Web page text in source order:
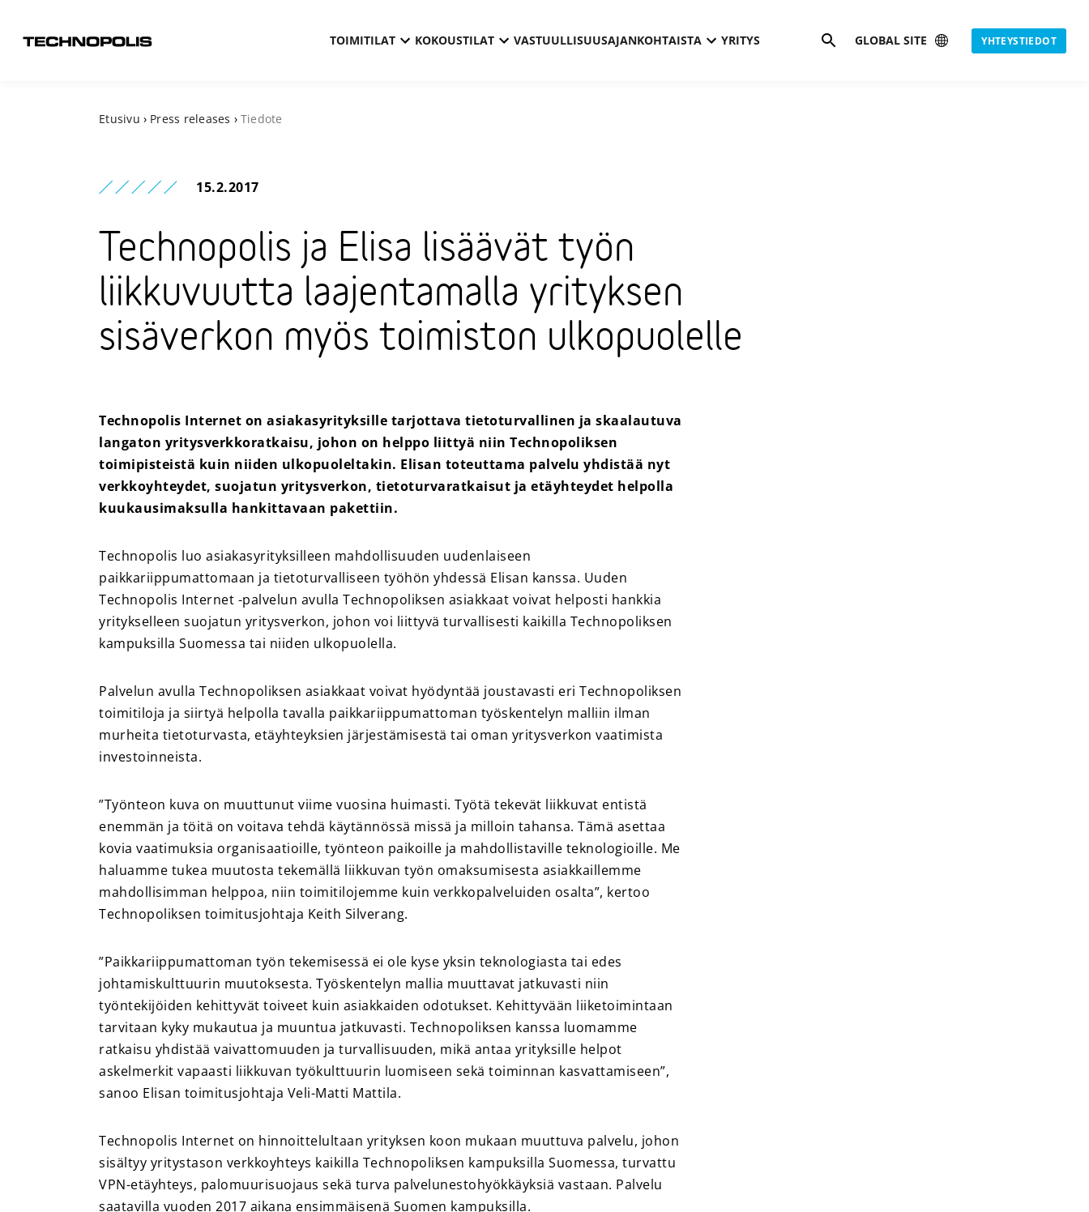
TOIMITILAT KOKOUSTILAT VASTUULLISUUSAJANKOHTAISTA YRITYS Hae GLOBAL SITE YHTEYSTIEDOT
Etusivu › Press releases › Tiedote
15.2.2017
Technopolis ja Elisa lisäävät työn
liikkuvuutta laajentamalla yrityksen
sisäverkon myös toimiston ulkopuolelle
Technopolis Internet on asiakasyrityksille tarjottava tietoturvallinen ja skaalautuva
langaton yritysverkkoratkaisu, johon on helppo liittyä niin Technopoliksen
toimipisteistä kuin niiden ulkopuoleltakin. Elisan toteuttama palvelu yhdistää nyt
verkkoyhteydet, suojatun yritysverkon, tietoturvaratkaisut ja etäyhteydet helpolla
kuukausimaksulla hankittavaan pakettiin.
Technopolis luo asiakasyrityksilleen mahdollisuuden uudenlaiseen
paikkariippumattomaan ja tietoturvalliseen työhön yhdessä Elisan kanssa. Uuden
Technopolis Internet -palvelun avulla Technopoliksen asiakkaat voivat helposti hankkia
yritykselleen suojatun yritysverkon, johon voi liittyvä turvallisesti kaikilla Technopoliksen
kampuksilla Suomessa tai niiden ulkopuolella.
Palvelun avulla Technopoliksen asiakkaat voivat hyödyntää joustavasti eri Technopoliksen
toimitiloja ja siirtyä helpolla tavalla paikkariippumattoman työskentelyn malliin ilman
murheita tietoturvasta, etäyhteyksien järjestämisestä tai oman yritysverkon vaatimista
investoinneista.
”Työnteon kuva on muuttunut viime vuosina huimasti. Työtä tekevät liikkuvat entistä
enemmän ja töitä on voitava tehdä käytännössä missä ja milloin tahansa. Tämä asettaa
kovia vaatimuksia organisaatioille, työnteon paikoille ja mahdollistaville teknologioille. Me
haluamme tukea muutosta tekemällä liikkuvan työn omaksumisesta asiakkaillemme
mahdollisimman helppoa, niin toimitilojemme kuin verkkopalveluiden osalta”, kertoo
Technopoliksen toimitusjohtaja Keith Silverang.
”Paikkariippumattoman työn tekemisessä ei ole kyse yksin teknologiasta tai edes
johtamiskulttuurin muutoksesta. Työskentelyn mallia muuttavat jatkuvasti niin
työntekijöiden kehittyvät toiveet kuin asiakkaiden odotukset. Kehittyvään liiketoimintaan
tarvitaan kyky mukautua ja muuntua jatkuvasti. Technopoliksen kanssa luomamme
ratkaisu yhdistää vaivattomuuden ja turvallisuuden, mikä antaa yrityksille helpot
askelmerkit vapaasti liikkuvan työkulttuurin luomiseen sekä toiminnan kasvattamiseen”,
sanoo Elisan toimitusjohtaja Veli-Matti Mattila.
Technopolis Internet on hinnoittelultaan yrityksen koon mukaan muuttuva palvelu, johon
sisältyy yritystason verkkoyhteys kaikilla Technopoliksen kampuksilla Suomessa, turvattu
VPN-etäyhteys, palomuurisuojaus sekä turva palvelunestohyökkäyksiä vastaan. Palvelu
saatavilla vuoden 2017 aikana ensimmäisenä Suomen kampuksilla.